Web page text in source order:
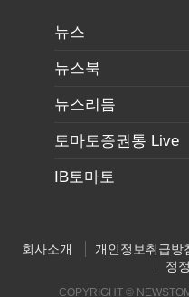
뉴스
뉴스북
뉴스리듬
토마토증권통 Live
IB토마토
회사소개 개인정보취급방
정
COPYRIGHT ©